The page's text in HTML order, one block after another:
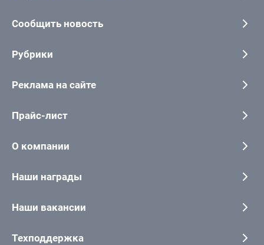
Сообщить новость
Рубрики
Реклама на сайте
Прайс-лист
О компании
Наши награды
Наши вакансии
Техподдержка